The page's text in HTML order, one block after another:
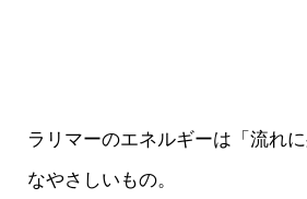
ラリマーのエネルギーは「流れ
なやさしいもの。